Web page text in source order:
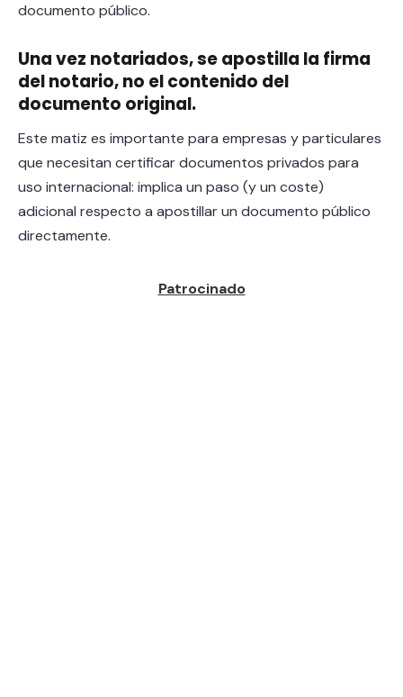
documento público.
Una vez notariados, se apostilla la firma
del notario, no el contenido del
documento original.
Este matiz es importante para empresas y particulares
que necesitan certificar documentos privados para
uso internacional: implica un paso (y un coste)
adicional respecto a apostillar un documento público
directamente.